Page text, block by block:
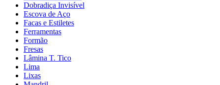
Dobradiça Invisível
Escova de Aço
Facas e Estiletes
Ferramentas
Formão
Fresas
Lâmina T. Tico
Lima
Lixas